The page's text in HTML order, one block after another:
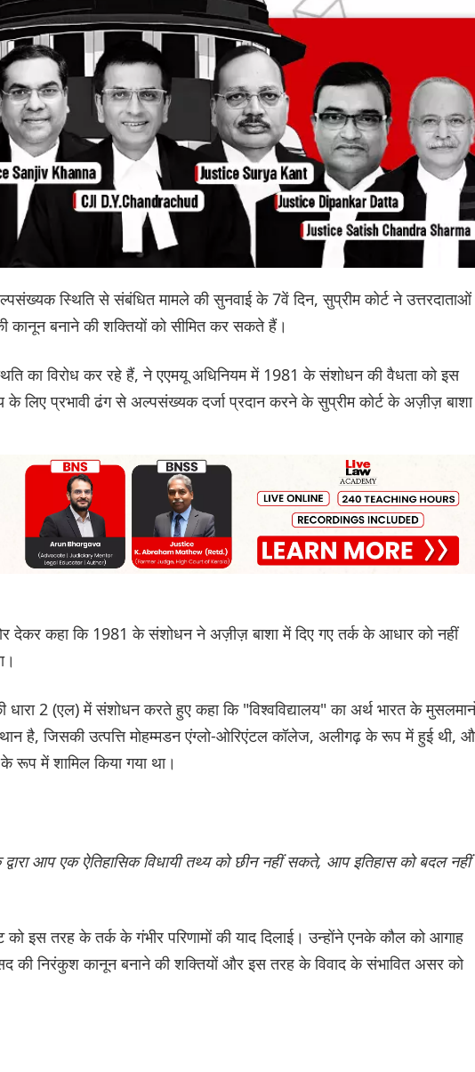
स्थिति से संबंधित मामले की सुनवाई के 7वें दिन, सुप्रीम कोर्ट ने उत्तरदाताओं
कानून बनाने की शक्तियों को सीमित कर सकते हैं।
का विरोध कर रहे हैं, ने एएमयू अधिनियम में 1981 के संशोधन की वैधता को इस
के लिए प्रभावी ढंग से अल्पसंख्यक दर्जा प्रदान करने के सुप्रीम कोर्ट के अज़ीज़ बाशा
देकर कहा कि 1981 के संशोधन ने अज़ीज़ बाशा में दिए गए तर्क के आधार को नहीं
2 (एल) में संशोधन करते हुए कहा कि "विश्वविद्यालय" का अर्थ भारत के
है, जिसकी उत्पत्ति मोहम्मडन एंग्लो-ओरिएंटल कॉलेज, अलीगढ़ के रूप में हुई थी,
रूप में शामिल किया गया था।
आप एक ऐतिहासिक विधायी तथ्य को छीन नहीं सकते, आप इतिहास को बदल नहीं
इस तरह के तर्क के गंभीर परिणामों की याद दिलाई। उन्होंने एनके कौल को आगाह
की निरंकुश कानून बनाने की शक्तियों और इस तरह के विवाद के संभावित असर को